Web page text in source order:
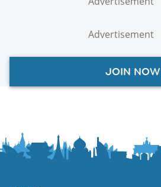
Advertisement
JOIN NOW